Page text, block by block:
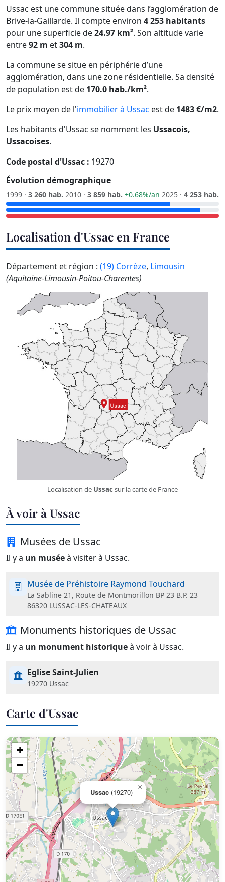
Ussac est une commune située dans l’agglomération de
Brive-la-Gaillarde. Il compte environ 4 253 habitants
pour une superficie de24.97 km². Son altitude varie
entre92 m et304 m.
La commune se situe en périphérie d’une
agglomération, dans une zone résidentielle. Sa densité
de population est de 170.0 hab./km².
Le prix moyen de l'immobilier à Ussac est de 1483 €/m2.
Les habitants d'Ussac se nomment les Ussacois,
Ussacoises.
Code postal d'Ussac : 19270
Évolution démographique
1999 · 3 260 hab. 2010 · 3 859 hab. +0.68%/an 2025 · 4 253 hab.
Localisation d'Ussac en France
Département et région : (19) Corrèze, Limousin
(Aquitaine-Limousin-Poitou-Charentes)
Localisation de Ussac sur la carte de France
À voir à Ussac
Musées de Ussac
Il y a un muséeà visiter à Ussac.
Musée de Préhistoire Raymond Touchard
La Sabline 21, Route de Montmorillon BP 23 B.P. 23
86320 LUSSAC-LES-CHATEAUX
Monuments historiques de Ussac
Il y a un monument historiqueà voir à Ussac.
Eglise Saint-Julien
19270 Ussac
Carte d'Ussac
Ussac (19270)
×
+
−